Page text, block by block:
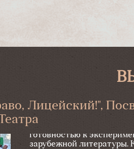
Лицейский!",
готовностью к
зарубежной литературы.